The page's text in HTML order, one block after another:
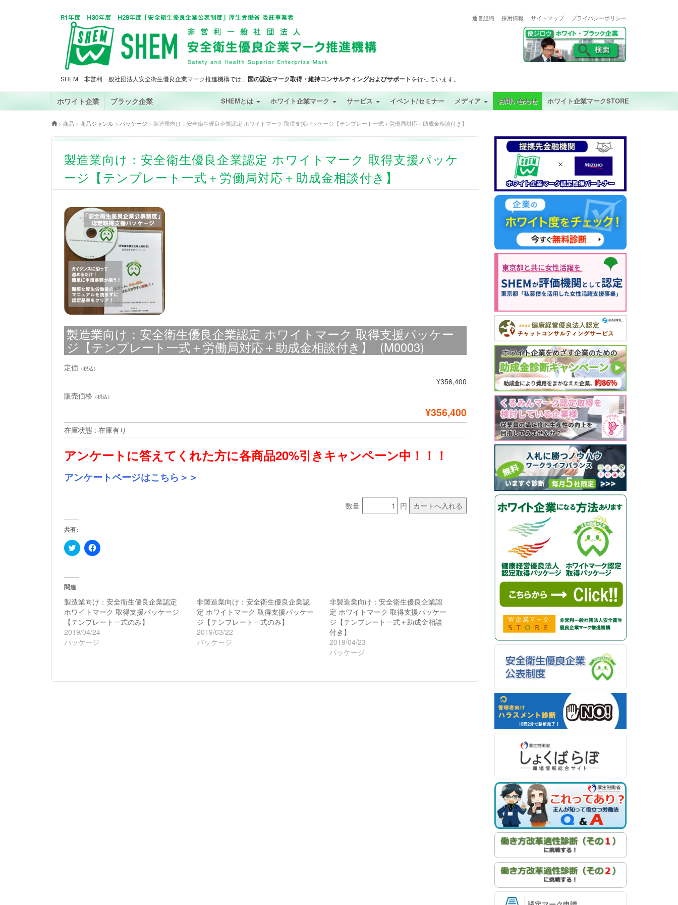
運営組織 採用情報 サイトマップ プライバシーポリシー
SHEM 非営利一般社団法人安全衛生優良企業マーク推進機構では、 国の認定マーク取得・維持コンサルティングおよびサポートを行っています。
ホワイト企業 ブラック企業 SHEMとは ホワイト企業マーク サービス イベント/セミナー メディア お問い合わせ ホワイト企業マークSTORE
> 商品 > 商品ジャンル > パッケージ > 製造業向け：安全衛生優良企業認定 ホワイトマーク 取得支援パッケージ【テンプレート一式＋労働局対応＋助成金相談付き】
製造業向け：安全衛生優良企業認定 ホワイトマーク 取得支援パッケ
ージ【テンプレート一式＋労働局対応＋助成金相談付き】
製造業向け：安全衛生優良企業認定 ホワイトマーク 取得支援パッケー
ジ【テンプレート一式＋労働局対応＋助成金相談付き】 (M0003)
定価 （税込）
¥356,400
販売価格 （税込）
¥356,400
在庫状態 : 在庫有り
アンケートに答えてくれた方に各商品20%引きキャンペーン中！！！
アンケートページはこちら＞＞
数量 円
共有:
ク
リ
て
共
有
(新
し
い
ウ
ィ
ン
ま
Facebook
で
ク
リ
ッ
し
て
く
だ
ウ
関連
製造業向け：安全衛生優良企業認定
ホワイトマーク 取得支援パッケージ
【テンプレート一式のみ】
2019/04/24
パッケージ
非製造業向け：安全衛生優良企業認
定 ホワイトマーク 取得支援パッケー
ジ【テンプレート一式のみ】
2019/03/22
パッケージ
非製造業向け：安全衛生優良企業認
定 ホワイトマーク 取得支援パッケー
ジ【テンプレート一式＋助成金相談
付き】
2019/04/23
パッケージ